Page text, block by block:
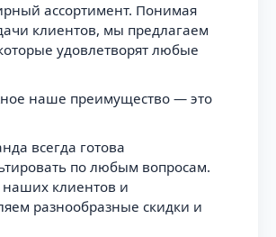
ассортимент. Понимая
клиентов, мы предлагаем
удовлетворят любые
наше преимущество — это
всегда готова
по любым вопросам.
клиентов и
разнообразные скидки и